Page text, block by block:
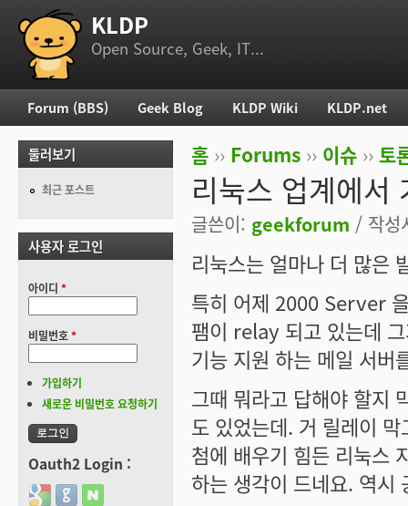
부 메뉴 KLDP
Open Source, Geek, IT...
현재 위치
홈 ›› Forums ›› 이슈 ›› 토
리눅스 업계에서
글쓴이: geekforum / 작성
리눅스는 얼마나 더 많은
특히 어제 2000 Server
팸이 relay 되고 있는데
기능 지원 하는 메일 서버
그때 뭐라고 답해야 할지
도 있었는데. 거 릴레이
첨에 배우기 힘든 리눅스
하는 생각이 드네요. 역시
주 메뉴
Forum (BBS) Geek Blog KLDP Wiki KLDP.net
둘러보기
최근 포스트
사용자 로그인
아이디 *
비밀번호*
가입하기
새로운 비밀번호 요청하기
Oauth2 Login :
Login with Google
Login with GitHub
Login with Naver